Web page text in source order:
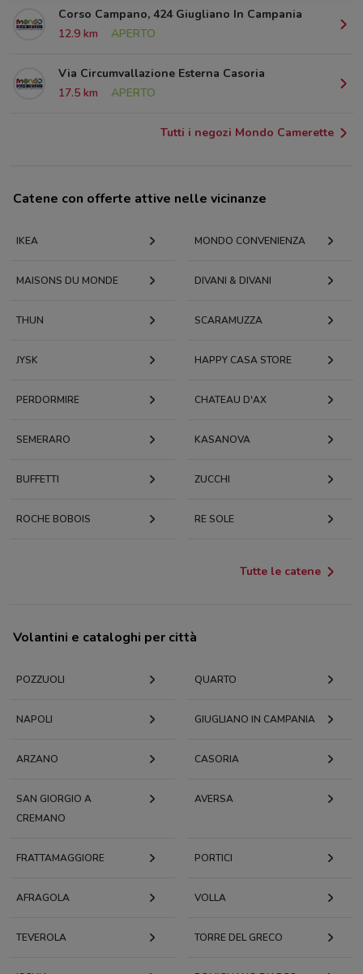
Corso Campano, 424 Giugliano In Campania
12.9 km
APERTO
Via Circumvallazione Esterna Casoria
17.5 km
APERTO
Tutti i negozi Mondo Camerette
Catene con offerte attive nelle vicinanze
IKEA MONDO CONVENIENZA
MAISONS DU MONDE DIVANI & DIVANI
THUN SCARAMUZZA
JYSK HAPPY CASA STORE
PERDORMIRE CHATEAU D'AX
SEMERARO KASANOVA
BUFFETTI ZUCCHI
ROCHE BOBOIS RE SOLE
Tutte le catene
Volantini e cataloghi per città
POZZUOLI QUARTO
NAPOLI GIUGLIANO IN CAMPANIA
ARZANO CASORIA
SAN GIORGIO A
CREMANO
AVERSA
FRATTAMAGGIORE PORTICI
AFRAGOLA VOLLA
TEVEROLA TORRE DEL GRECO